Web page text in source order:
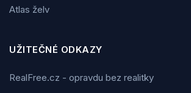
Atlas želv
UŽITEČNÉ ODKAZY
RealFree.cz - opravdu bez realitky